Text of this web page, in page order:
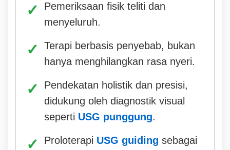
Pemeriksaan fisik teliti dan
menyeluruh.
Terapi berbasis penyebab, bukan
hanya menghilangkan rasa nyeri.
Pendekatan holistik dan presisi,
didukung oleh diagnostik visual
seperti USG punggung.
Proloterapi USG guiding sebagai